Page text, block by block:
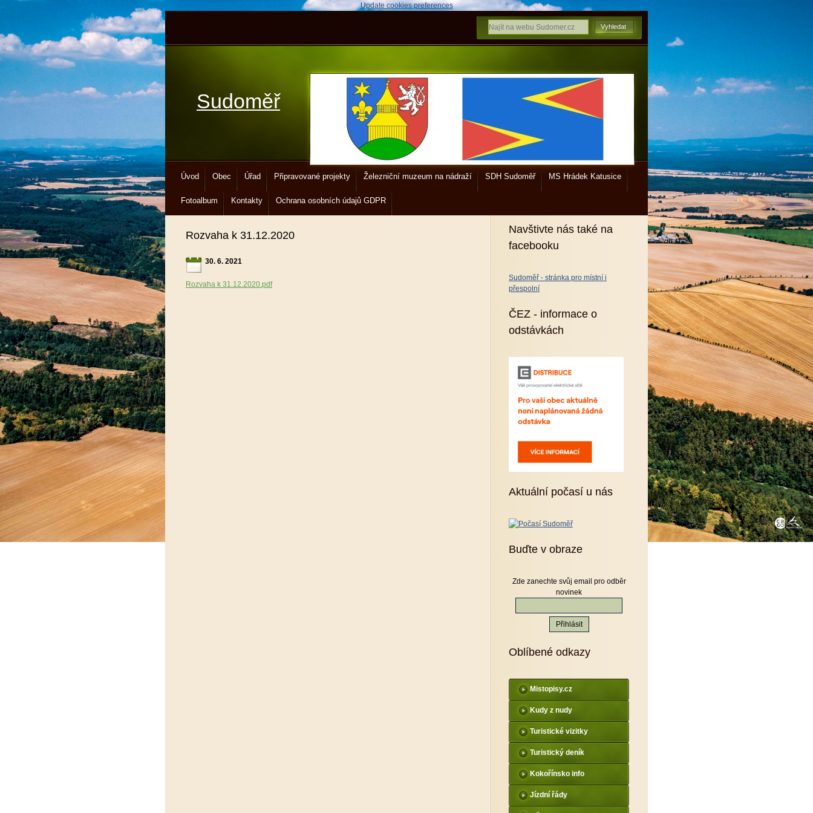
Update cookies preferences
Sudoměř
Úvod Obec Úřad Připravované projekty Železniční muzeum na nádraží SDH Sudoměř MS Hrádek Katusice
Fotoalbum Kontakty Ochrana osobních údajů GDPR
Rozvaha k 31.12.2020
30. 6. 2021
Rozvaha k 31.12.2020.pdf
Navštivte nás také na
facebooku
Sudoměř - stránka pro místní i
přespolní
ČEZ - informace o
odstávkách
Aktuální počasí u nás
Buďte v obraze
Zde zanechte svůj email pro odběr
novinek
Oblíbené odkazy
Mistopisy.cz
Kudy z nudy
Turistické vizitky
Turistický deník
Kokořínsko info
Jízdní řády